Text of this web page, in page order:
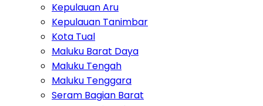
Kepulauan Aru
Kepulauan Tanimbar
Kota Tual
Maluku Barat Daya
Maluku Tengah
Maluku Tenggara
Seram Bagian Barat